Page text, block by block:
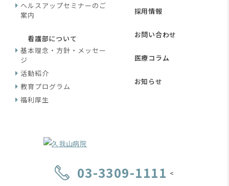
ヘルスアップセミナーのご
案内
看護部について
基本理念・方針・メッセー
ジ
活動紹介
教育プログラム
福利厚生
採用情報
お問い合わせ
医療コラム
お知らせ
03-3309-1111 <